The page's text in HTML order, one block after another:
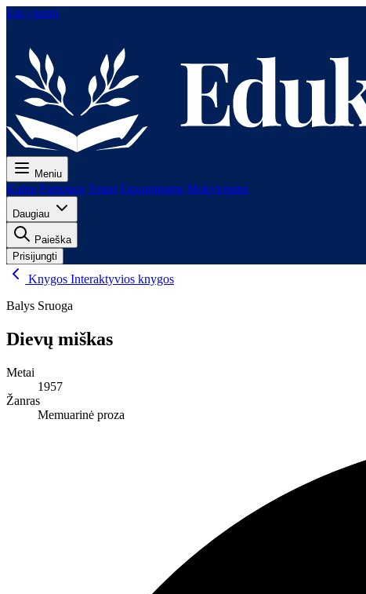
Eiti į turinį
Meniu
Kaina Pamokos Testai Egzaminams Mokytojams
Daugiau
Paieška
Prisijungti
Knygos Interaktyvios knygos
Balys Sruoga
Dievų miškas
Metai
1957
Žanras
Memuarinė proza